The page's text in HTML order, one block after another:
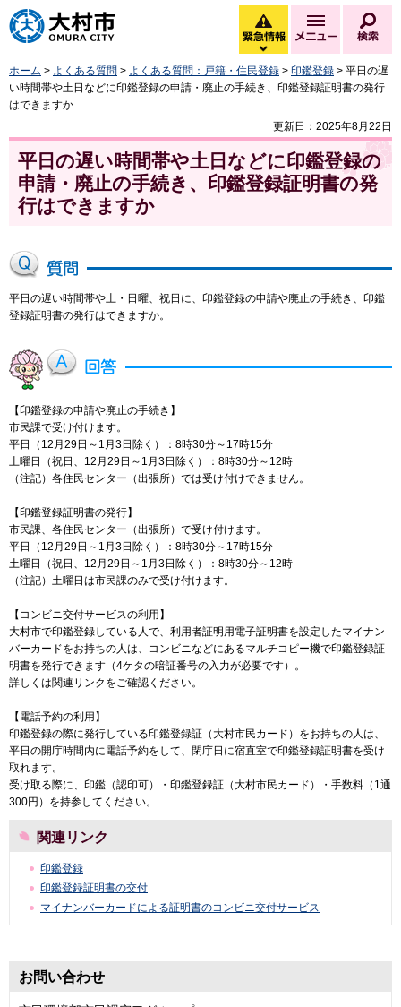
大村市
緊急情報
緊急情報を開く
メニュー
ホーム > よくある質問 > よくある質問：戸籍・住民登録 > 印鑑登録 > 平日の遅
い時間帯や土日などに印鑑登録の申請・廃止の手続き、印鑑登録証明書の発行
はできますか
更新日：2025年8月22日
平日の遅い時間帯や土日などに印鑑登録の
申請・廃止の手続き、印鑑登録証明書の発
行はできますか
平日の遅い時間帯や土・日曜、祝日に、印鑑登録の申請や廃止の手続き、印鑑
登録証明書の発行はできますか。
【印鑑登録の申請や廃止の手続き】
市民課で受け付けます。
平日（12月29日～1月3日除く）：8時30分～17時15分
土曜日（祝日、12月29日～1月3日除く）：8時30分～12時
（注記）各住民センター（出張所）では受け付けできません。
【印鑑登録証明書の発行】
市民課、各住民センター（出張所）で受け付けます。
平日（12月29日～1月3日除く）：8時30分～17時15分
土曜日（祝日、12月29日～1月3日除く）：8時30分～12時
（注記）土曜日は市民課のみで受け付けます。
【コンビニ交付サービスの利用】
大村市で印鑑登録している人で、利用者証明用電子証明書を設定したマイナン
バーカードをお持ちの人は、コンビニなどにあるマルチコピー機で印鑑登録証
明書を発行できます（4ケタの暗証番号の入力が必要です）。
詳しくは関連リンクをご確認ください。
【電話予約の利用】
印鑑登録の際に発行している印鑑登録証（大村市民カード）をお持ちの人は、
平日の開庁時間内に電話予約をして、閉庁日に宿直室で印鑑登録証明書を受け
取れます。
受け取る際に、印鑑（認印可）・印鑑登録証（大村市民カード）・手数料（1通
300円）を持参してください。
関連リンク
印鑑登録
印鑑登録証明書の交付
マイナンバーカードによる証明書のコンビニ交付サービス
お問い合わせ